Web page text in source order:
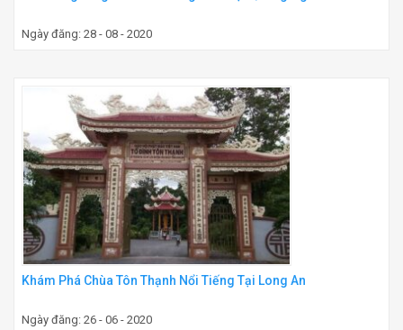
Ngày đăng: 28 - 08 - 2020
Khám Phá Chùa Tôn Thạnh Nổi Tiếng Tại Long An
Ngày đăng: 26 - 06 - 2020